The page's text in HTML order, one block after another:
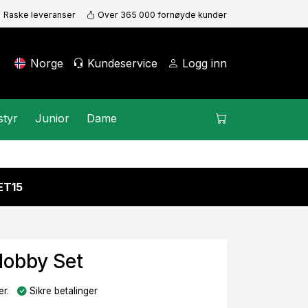
Raske leveranser Over 365 000 fornøyde kunder
Norge Kundeservice Logg inn
Junior Dame
Set
Sikre betalinger